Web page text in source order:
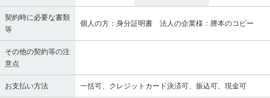
契約時に必要な書類
等
個人の方：身分証明書 法人の企業様：謄本のコピー
その他の契約等の注
意点
お支払い方法 一括可、クレジットカード決済可、振込可、現金可